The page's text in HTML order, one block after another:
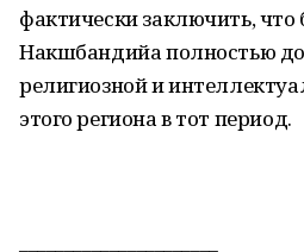
фактически заключить, что
Накшбандийа полностью
религиозной и
этого региона в тот период.